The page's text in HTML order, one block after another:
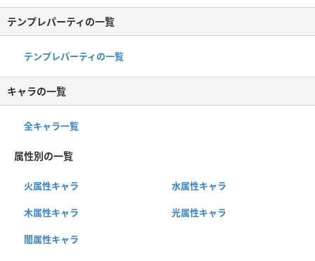
テンプレパーティの一覧
テンプレパーティの一覧
キャラの一覧
全キャラ一覧
属性別の一覧
火属性キャラ 水属性キャラ
木属性キャラ 光属性キャラ
闇属性キャラ